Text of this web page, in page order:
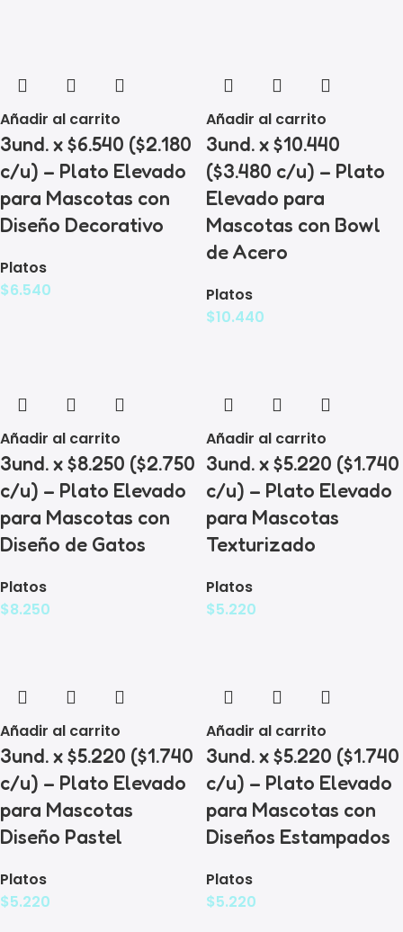
Añadir al carrito
3und. x $6.540 ($2.180
c/u) – Plato Elevado
para Mascotas con
Diseño Decorativo
Platos
$6.540
Añadir al carrito
3und. x $10.440
($3.480 c/u) – Plato
Elevado para
Mascotas con Bowl
de Acero
Platos
$10.440
Añadir al carrito
3und. x $8.250 ($2.750
c/u) – Plato Elevado
para Mascotas con
Diseño de Gatos
Platos
$8.250
Añadir al carrito
3und. x $5.220 ($1.740
c/u) – Plato Elevado
para Mascotas
Texturizado
Platos
$5.220
Añadir al carrito
3und. x $5.220 ($1.740
c/u) – Plato Elevado
para Mascotas
Diseño Pastel
Platos
$5.220
Añadir al carrito
3und. x $5.220 ($1.740
c/u) – Plato Elevado
para Mascotas con
Diseños Estampados
Platos
$5.220